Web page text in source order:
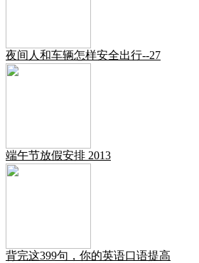
夜间人和车辆怎样安全出行--27
端午节放假安排 2013
背完这399句，你的英语口语提高